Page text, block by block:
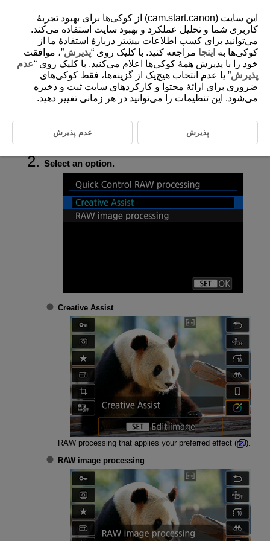
D388-161
Quick Control RAW Processing
You can select the type of RAW image processing performed from the
Select [ :Quick Control RAW processing] (
).
Select an option.
Creative Assist
RAW processing that applies your preferred effect (
).
RAW image processing
این سایت (cam.start.canon) از کوکی‌ها برای بهبود تجربۀ
کاربری شما و تحلیل عملکرد و بهبود سایت استفاده می‌کند.
می‌توانید برای کسب اطلاعات بیشتر دربارۀ استفادۀ ما از
کوکی‌ها به اینجا مراجعه کنید. با کلیک روی “پذیرش”، موافقت
خود را با پذیرش همۀ کوکی‌ها اعلام می‌کنید. با کلیک روی “عدم
پذیرش” یا عدم انتخاب هیچ‌یک از گزینه‌ها، فقط کوکی‌های
ضروری برای ارائۀ محتوا و کارکردهای سایت ثبت و ذخیره
می‌شود. این تنظیمات را می‌توانید در هر زمانی تغییر دهید.
پذیرش عدم پذیرش